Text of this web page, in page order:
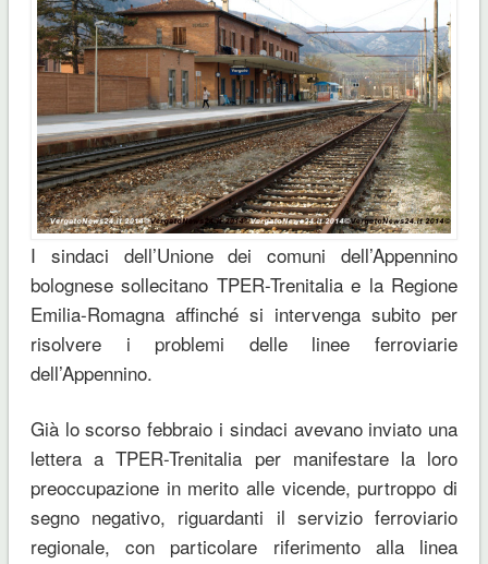
I sindaci dell’Unione dei comuni dell’Appennino
bolognese sollecitano TPER-Trenitalia e la Regione
Emilia-Romagnaaffinché si intervenga subito per
risolvere i problemi delle linee ferroviarie
dell’Appennino.
Già lo scorso febbraio i sindaci avevano inviato una
letteraaTPER-Trenitalia per manifestare la loro
preoccupazione in merito alle vicende, purtroppo di
segno negativo, riguardanti il servizio ferroviario
regionale, con particolare riferimento alla linea